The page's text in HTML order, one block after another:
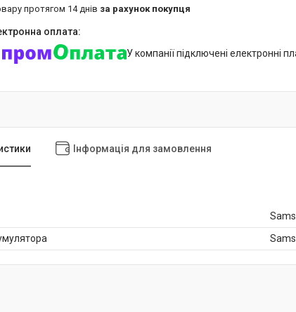
протягом 14 днів за рахунок покупця
У компанії підключені електронні
Інформація для замовлення